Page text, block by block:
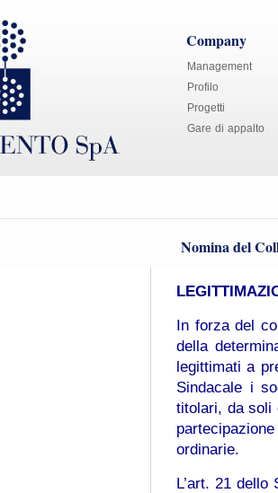
Company
Management
Profilo
Progetti
Gare di appalto
Nomina del
In forza del
della
legittimati a
Sindacale i
titolari, da soli
ordinarie.
L’art. 21